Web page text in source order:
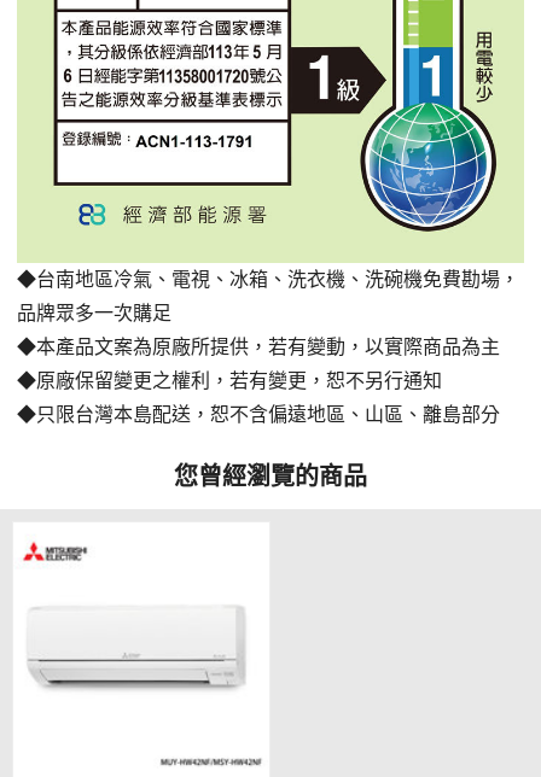
◆台南地區冷氣、電視、冰箱、洗衣機、洗碗機免費勘場 ，
品牌眾多一次購足
◆本產品文案為原廠所提供，若有變動，以實際商品為主
◆原廠保留變更之權利，若有變更，恕不另行通知
◆只限台灣本島配送，恕不含偏遠地區、山區、離島部分
您曾經瀏覽的商品